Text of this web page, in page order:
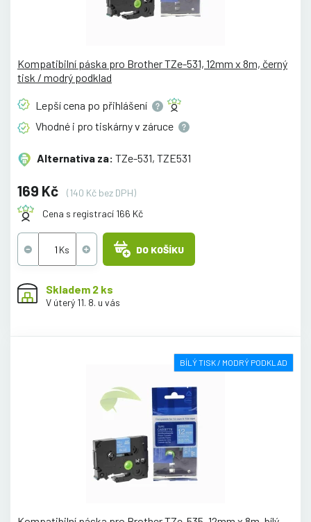
Kompatibilní páska pro Brother TZe-531, 12mm x 8m, černý
tisk / modrý podklad
Lepší cena po přihlášení
Vhodné i pro tiskárny v záruce
Alternativa za: TZe-531, TZE531
169 Kč
(140 Kč bez DPH)
Cena s registrací 166 Kč
DO KOŠÍKU
Skladem 2 ks
V úterý 11. 8. u vás
BÍLÝ TISK / MODRÝ PODKLAD